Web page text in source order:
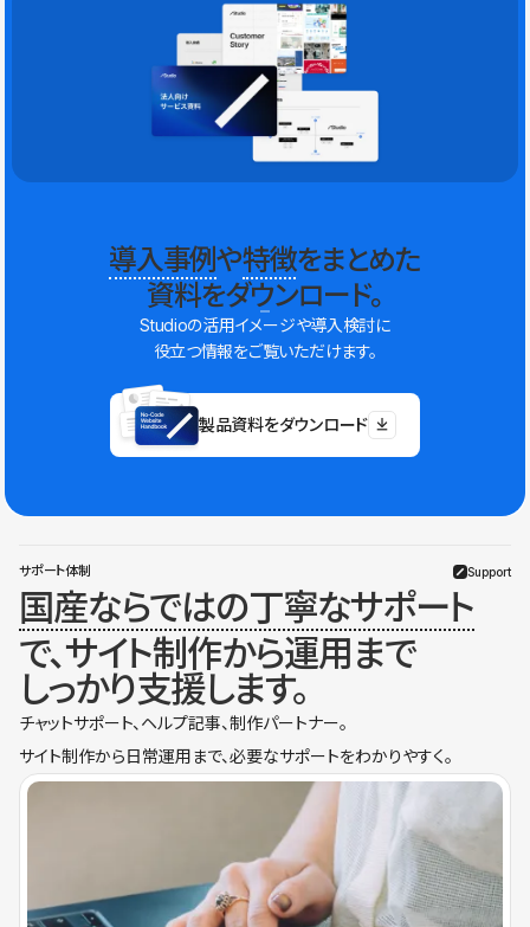
導入事例や特徴をまとめた
資料をダウンロード。
Studioの活用イメージや導入検討に
役立つ情報をご覧いただけます。
製品資料をダウンロード
サポート体制 Support
国産ならではの丁寧なサポート
で、サイト制作から運用まで
しっかり支援します。
チャットサポート、ヘルプ記事、制作パートナー。
サイト制作から日常運用まで、必要なサポートをわかりやすく。